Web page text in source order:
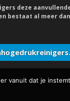
deze
bestaat al meer
vanuit dat je